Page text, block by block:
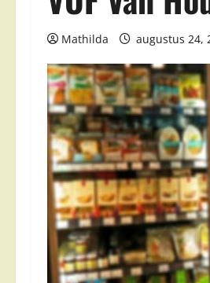
Mathilda augustus 24,